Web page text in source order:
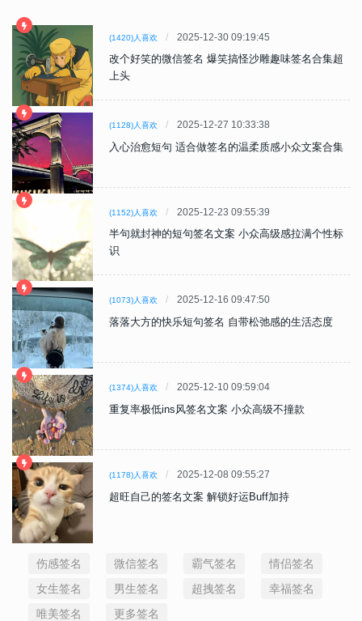
(1420)人喜欢 2025-12-30 09:19:45
改个好笑的微信签名 爆笑搞怪沙雕趣味签名合集超
上头
(1128)人喜欢 2025-12-27 10:33:38
入心治愈短句 适合做签名的温柔质感小众文案合集
(1152)人喜欢 2025-12-23 09:55:39
半句就封神的短句签名文案 小众高级感拉满个性标
识
(1073)人喜欢 2025-12-16 09:47:50
落落大方的快乐短句签名 自带松弛感的生活态度
(1374)人喜欢 2025-12-10 09:59:04
重复率极低ins风签名文案 小众高级不撞款
(1178)人喜欢 2025-12-08 09:55:27
超旺自己的签名文案 解锁好运Buff加持
伤感签名 微信签名 霸气签名
情侣签名
女生签名
男生签名 超拽签名
幸福签名
唯美签名
更多签名